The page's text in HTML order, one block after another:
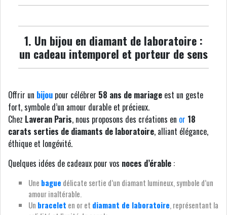
1. Un bijou en diamant de laboratoire :
un cadeau intemporel et porteur de sens
Offrir un bijou pour célébrer 58 ans de mariage est un geste
fort, symbole d’un amour durable et précieux.
Chez Laveran Paris, nous proposons des créations en or 18
carats serties de diamants de laboratoire, alliant élégance,
éthique et longévité.
Quelques idées de cadeaux pour vos noces d’érable :
Une bague délicate sertie d’un diamant lumineux, symbole d’un
amour inaltérable.
Un bracelet en or et diamant de laboratoire, représentant la